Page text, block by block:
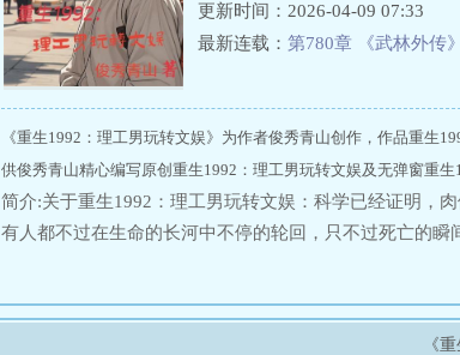
更新时间：2026-04-09 07:33
最新连载： 第780章 《武林外传
《重生1992：理工男玩转文娱》为作者俊秀青山创作，作品重生
供俊秀青山精心编写原创重生1992：理工男玩转文娱及无弹窗重
简介:关于重生1992：理工男玩转文娱：科学已经证明，
有人都不过在生命的长河中不停的轮回，只不过死亡的
活呢？
《